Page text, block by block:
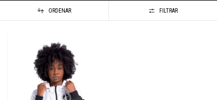
ORDENAR FILTRAR